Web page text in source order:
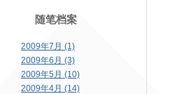
随笔档案
2009年7月 (1)
2009年6月 (3)
2009年5月 (10)
2009年4月 (14)